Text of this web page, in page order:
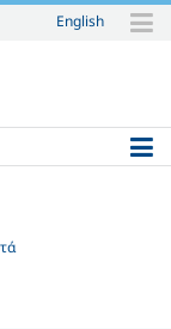
English